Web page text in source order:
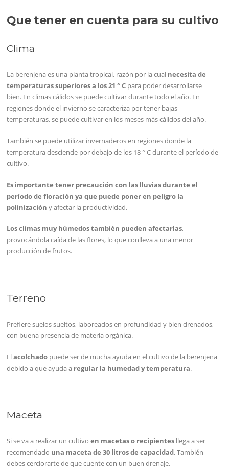
Que tener en cuenta para su cultivo
Clima
La berenjena es una planta tropical, razón por la cual necesita de
temperaturas superiores a los 21 ° C para poder desarrollarse
bien. En climas cálidos se puede cultivar durante todo el año. En
regiones donde el invierno se caracteriza por tener bajas
temperaturas, se puede cultivar en los meses más cálidos del año.
También se puede utilizar invernaderos en regiones donde la
temperatura desciende por debajo de los 18 ° C durante el período de
cultivo.
Es importante tener precaución con las lluvias durante el
período de floración ya que puede poner en peligro la
polinización y afectar la productividad.
Los climas muy húmedos también pueden afectarlas,
provocándola caída de las flores, lo que conlleva a una menor
producción de frutos.
Terreno
Prefiere suelos sueltos, laboreados en profundidad y bien drenados,
con buena presencia de materia orgánica.
Elacolchado puede ser de mucha ayuda en el cultivo de la berenjena
debido a que ayuda a regular la humedad y temperatura.
Maceta
Si se va a realizar un cultivoen macetas o recipientes llega a ser
recomendado una maceta de 30 litros de capacidad. También
debes cerciorarte de que cuente con un buen drenaje.